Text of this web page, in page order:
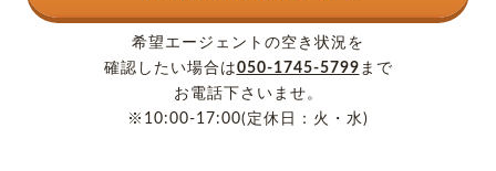
希望エージェントの空き状況を
確認したい場合は050-1745-5799 まで
お電話下さいませ。
※10:00-17:00(定休日：火・水)